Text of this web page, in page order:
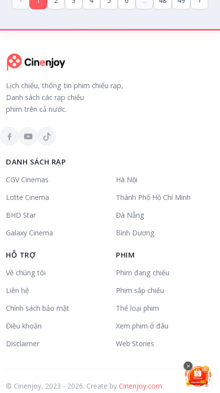
Lịch chiếu, thông tin phim chiếu rạp,
Danh sách các rạp chiếu
phim trên cả nước.
DANH SÁCH RẠP
CGV Cinemas
Lotte Cinema
BHD Star
Galaxy Cinema
Hà Nội
Thành Phố Hồ Chí Minh
Đà Nẵng
Bình Dương
HỖ TRỢ
Về chúng tôi
Liên hệ
Chính sách bảo mật
Điều khoản
Disclaimer
PHIM
Phim đang chiếu
Phim sắp chiếu
Thể loại phim
Xem phim ở đâu
Web Stories
© Cinenjoy, 2023 - 2026. Create by Cinenjoy.com
×